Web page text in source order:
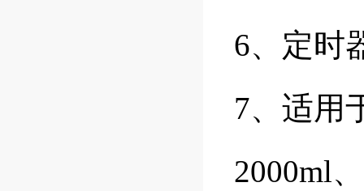
6、定时
7、适用
2000ml